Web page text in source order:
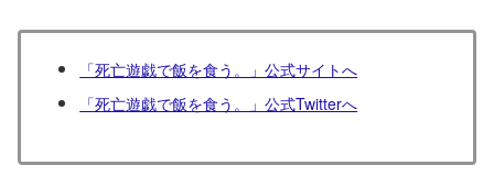
「死亡遊戯で飯を食う。」公式サイトへ
「死亡遊戯で飯を食う。」公式Twitterへ